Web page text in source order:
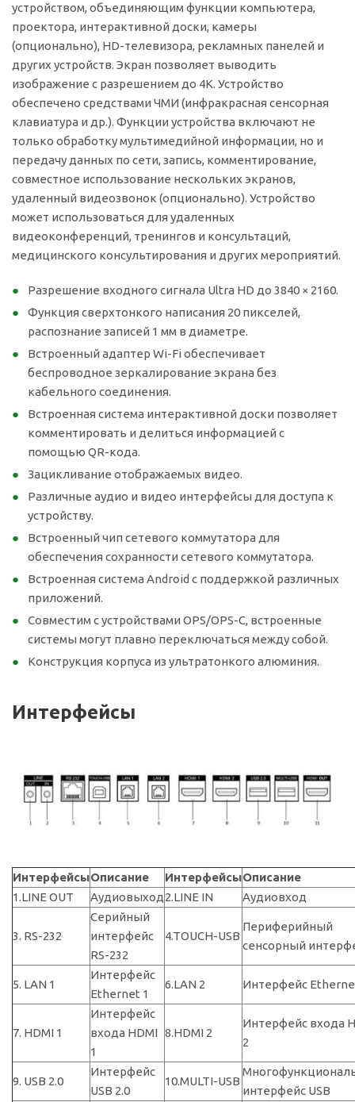
устройством, объединяющим функции компьютера,
проектора, интерактивной доски, камеры
(опционально), HD-телевизора, рекламных панелей и
других устройств. Экран позволяет выводить
изображение с разрешением до 4K. Устройство
обеспечено средствами ЧМИ (инфракрасная сенсорная
клавиатура и др.). Функции устройства включают не
только обработку мультимедийной информации, но и
передачу данных по сети, запись, комментирование,
совместное использование нескольких экранов,
удаленный видеозвонок (опционально). Устройство
может использоваться для удаленных
видеоконференций, тренингов и консультаций,
медицинского консультирования и других мероприятий.
Разрешение входного сигнала Ultra HD до 3840 × 2160.
Функция сверхтонкого написания 20 пикселей,
распознание записей 1 мм в диаметре.
Встроенный адаптер Wi-Fi обеспечивает
беспроводное зеркалирование экрана без
кабельного соединения.
Встроенная система интерактивной доски позволяет
комментировать и делиться информацией с
помощью QR-кода.
Зацикливание отображаемых видео.
Различные аудио и видео интерфейсы для доступа к
устройству.
Встроенный чип сетевого коммутатора для
обеспечения сохранности сетевого коммутатора.
Встроенная система Android с поддержкой различных
приложений.
Совместим с устройствами OPS/OPS-C, встроенные
системы могут плавно переключаться между собой.
Конструкция корпуса из ультратонкого алюминия.
Интерфейсы
ИнтерфейсыОписание ИнтерфейсыОписание
1.LINE OUT
Аудиовыход2.LINE IN Аудиовход
3. RS-232
Серийный
интерфейс
RS-232
4.TOUCH-USB
Периферийный
сенсорный
5. LAN 1
Интерфейс
Ethernet 1
6.LAN 2 Интерфейс
7. HDMI 1
Интерфейс
входа HDMI
1
8.HDMI 2
Интерфейс входа
2
9. USB 2.0
Интерфейс
USB 2.0
10.MULTI-USB
интерфейс USB